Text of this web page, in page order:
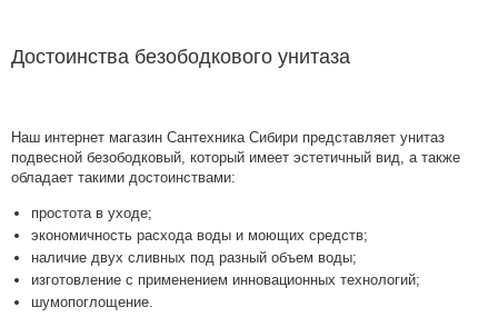
Достоинства безободкового унитаза
Наш интернет магазин Сантехника Сибири представляет унитаз
подвесной безободковый, который имеет эстетичный вид, а также
обладает такими достоинствами:
простота в уходе;
экономичность расхода воды и моющих средств;
наличие двух сливных под разный объем воды;
изготовление с применением инновационных технологий;
шумопоглощение.